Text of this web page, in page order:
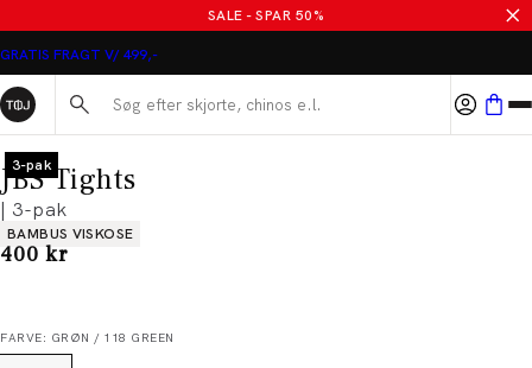
SALE - SPAR 50%
GRATIS FRAGT V/ 499,-
Søg her...
3-pak
JBS Tights
| 3-pak
Produkt egenskaber
BAMBUS VISKOSE
I alt (inkl. rabat)
400 kr
FARVE: GRØN / 118 GREEN